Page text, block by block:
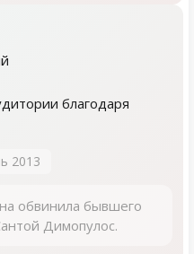
благодаря
2013
обвинила бывшего
Димопулос.